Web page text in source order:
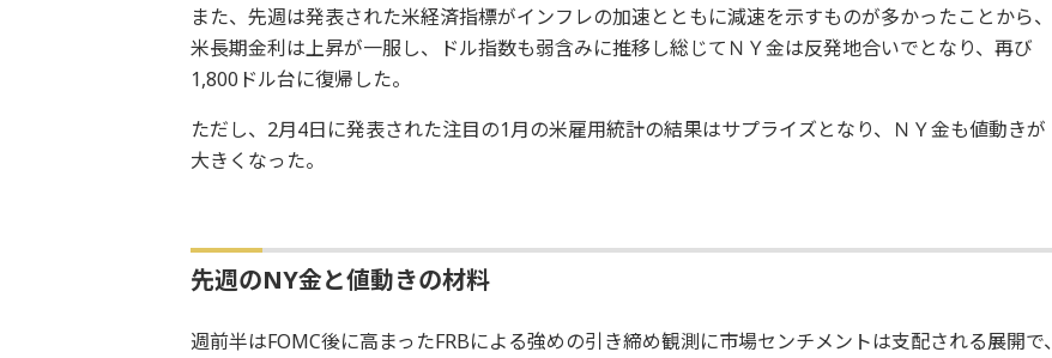
また、先週は発表された米経済指標がインフレの加速とともに減速を示すものが多かったことから、
米長期金利は上昇が一服し、ドル指数も弱含みに推移し総じてＮＹ金は反発地合いでとなり、再び
1,800ドル台に復帰した。
ただし、2月4日に発表された注目の1月の米雇用統計の結果はサプライズとなり、ＮＹ金も値動きが
大きくなった。
先週のNY金と値動きの材料
週前半はFOMC後に高まったFRBによる強めの引き締め観測に市場センチメントは支配される展開で、